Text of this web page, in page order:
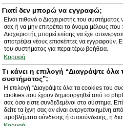
Γιατί δεν μπορώ να εγγραφώ;
Είναι πιθανό ο Διαχειριστής του συστήματος
σας ή να μην επιτρέπει το όνομα μέλους
Διαχειριστής μπορεί επίσης να έχει
αποτρέψει νέους επισκέπτες να εγγραφούν.
του συστήματος για περαιτέρω βοήθεια.
Κορυφή
Τι κάνει η επιλογή “Διαγράψτε
συστήματος”;
Η επιλογή “Διαγράψτε όλα τα cookies του
cookies που έχουν δημιουργηθεί από το
σας όσο είστε συνδεδεμένοι στο σύστημα.
δείτε τα ίχνη σας αν είναι ενεργοποιημένη
προβλήματα σύνδεσης ή αποσύνδεσης, η